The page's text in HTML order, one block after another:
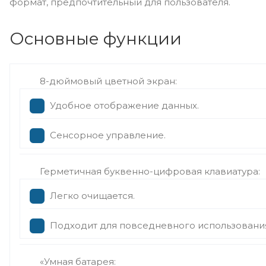
Основные функции
8-дюймовый цветной экран:
Удобное отображение данных.
Сенсорное управление.
Герметичная буквенно-цифровая клавиатура:
Легко очищается.
Подходит для повседневного
«Умная батарея: